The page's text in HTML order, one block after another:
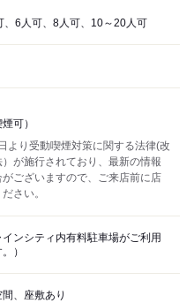
、6人可、8人可、10～20人可
可）
より受動喫煙対策に関する法律(改
が施行されており、最新の情報
がございますので、ご来店前に店
さい。
ンシティ内有料駐車場がご利用
）
、座敷あり